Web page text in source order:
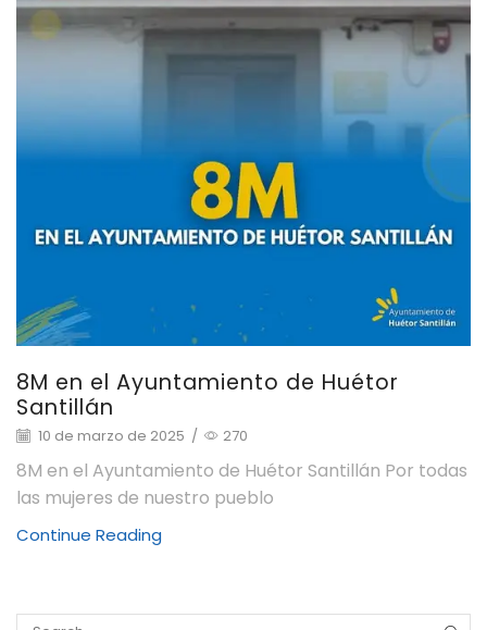
8M en el Ayuntamiento de Huétor
Santillán
10 de marzo de 2025 / 270
8M en el Ayuntamiento de Huétor Santillán Por todas
las mujeres de nuestro pueblo
Continue Reading